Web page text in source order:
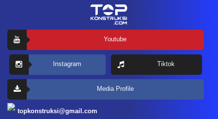
Youtube
Instagram Tiktok
Media Profile
topkonstruksi@gmail.com